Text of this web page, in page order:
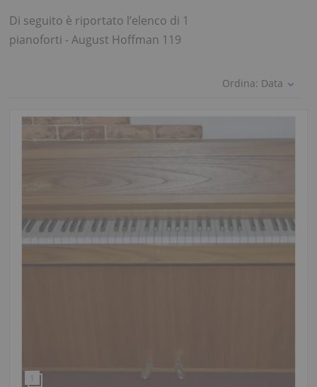
Di seguito è riportato l’elenco di 1
pianoforti - August Hoffman 119
Ordina: Data